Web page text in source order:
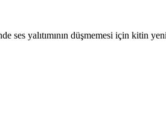
ses yalıtımının düşmemesi için kitin